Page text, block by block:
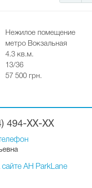
Нежилое помещение
метро Вокзальная
4.3 кв.м.
13/36
57 500 грн.
494-XX-XX
АН ParkLane